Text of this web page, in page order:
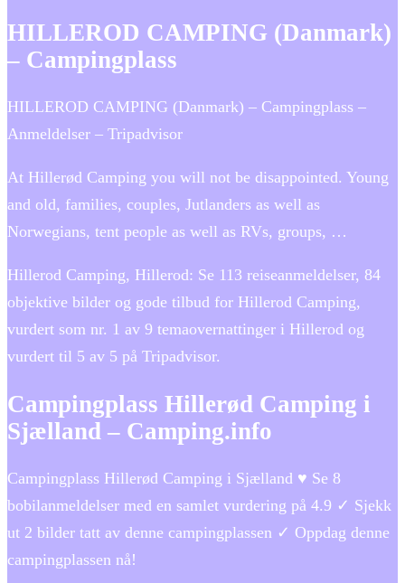
HILLEROD CAMPING (Danmark)
– Campingplass
HILLEROD CAMPING (Danmark) – Campingplass –
Anmeldelser – Tripadvisor
At Hillerød Camping you will not be disappointed. Young
and old, families, couples, Jutlanders as well as
Norwegians, tent people as well as RVs, groups, …
Hillerod Camping, Hillerod: Se 113 reiseanmeldelser, 84
objektive bilder og gode tilbud for Hillerod Camping,
vurdert som nr. 1 av 9 temaovernattinger i Hillerod og
vurdert til 5 av 5 på Tripadvisor.
Campingplass Hillerød Camping i
Sjælland – Camping.info
Campingplass Hillerød Camping i Sjælland ♥ Se 8
bobilanmeldelser med en samlet vurdering på 4.9 ✓ Sjekk
ut 2 bilder tatt av denne campingplassen ✓ Oppdag denne
campingplassen nå!